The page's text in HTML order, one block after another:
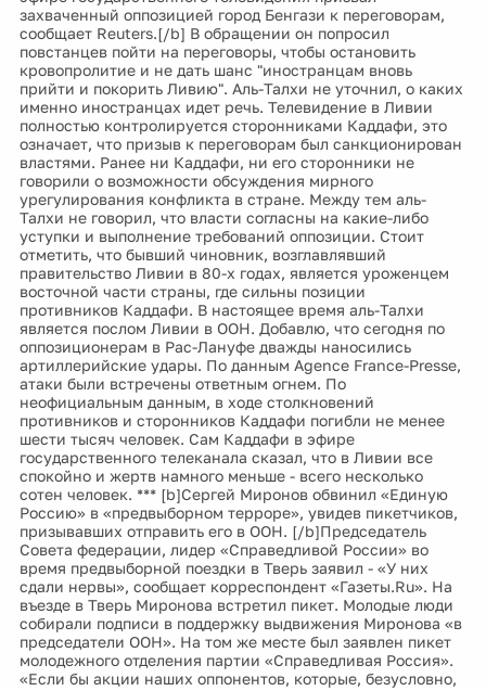
захваченный оппозицией город Бенгази к переговорам,
сообщает Reuters.[/b] В обращении он попросил
повстанцев пойти на переговоры, чтобы остановить
кровопролитие и не дать шанс "иностранцам вновь
прийти и покорить Ливию". Аль-Талхи не уточнил, о каких
именно иностранцах идет речь. Телевидение в Ливии
полностью контролируется сторонниками Каддафи, это
означает, что призыв к переговорам был санкционирован
властями. Ранее ни Каддафи, ни его сторонники не
говорили о возможности обсуждения мирного
урегулирования конфликта в стране. Между тем аль-
Талхи не говорил, что власти согласны на какие-либо
уступки и выполнение требований оппозиции. Стоит
отметить, что бывший чиновник, возглавлявший
правительство Ливии в 80-х годах, является уроженцем
восточной части страны, где сильны позиции
противников Каддафи. В настоящее время аль-Талхи
является послом Ливии в ООН. Добавлю, что сегодня по
оппозиционерам в Рас-Лануфе дважды наносились
артиллерийские удары. По данным Agence France-Presse,
атаки были встречены ответным огнем. По
неофициальным данным, в ходе столкновений
противников и сторонников Каддафи погибли не менее
шести тысяч человек. Сам Каддафи в эфире
государственного телеканала сказал, что в Ливии все
спокойно и жертв намного меньше - всего несколько
сотен человек. *** [b]Сергей Миронов обвинил «Единую
Россию» в «предвыборном терроре», увидев пикетчиков,
призывавших отправить его в ООН. [/b]Председатель
Совета федерации, лидер «Справедливой России» во
время предвыборной поездки в Тверь заявил - «У них
сдали нервы», сообщает корреспондент «Газеты.Ru». На
въезде в Тверь Миронова встретил пикет. Молодые люди
собирали подписи в поддержку выдвижения Миронова «в
председатели ООН». На том же месте был заявлен пикет
молодежного отделения партии «Справедливая Россия».
«Если бы акции наших оппонентов, которые, безусловно,